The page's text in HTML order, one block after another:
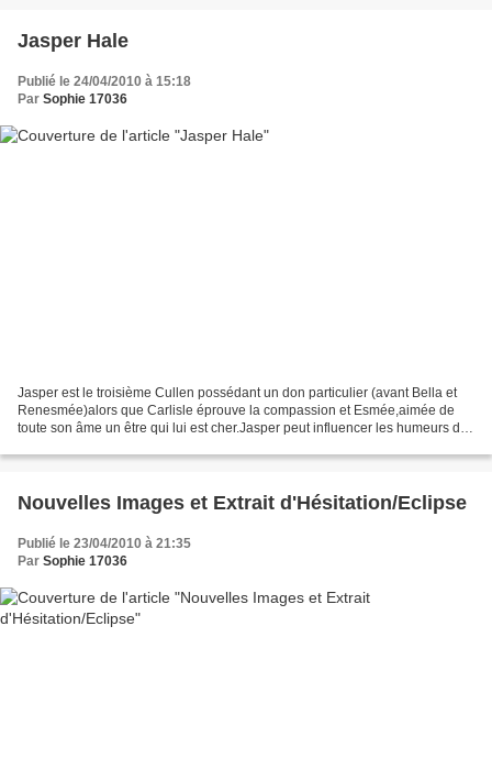
Jasper Hale
Publié le 24/04/2010 à 15:18
Par Sophie 17036
Jasper est le troisième Cullen possédant un don particulier (avant Bella et
Renesmée)alors que Carlisle éprouve la compassion et Esmée,aimée de
toute son âme un être qui lui est cher.Jasper peut influencer les humeurs des
Nouvelles Images et Extrait d'Hésitation/Eclipse
Publié le 23/04/2010 à 21:35
Par Sophie 17036